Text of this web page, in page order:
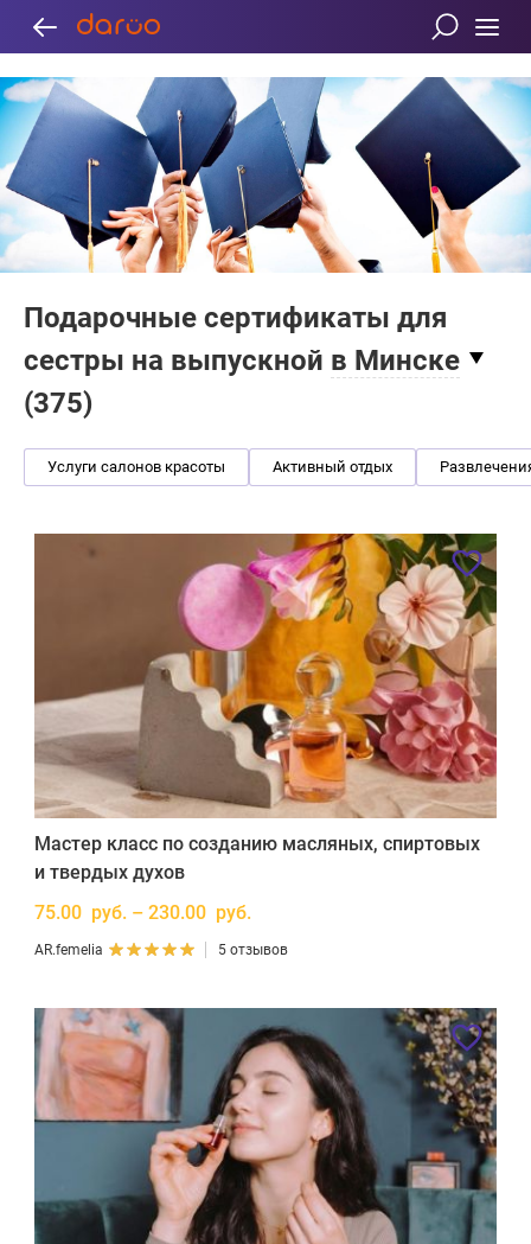
Подарочные сертификаты для
сестры на выпускной в Минске
(375)
Услуги салонов красоты Активный отдых
Мастер класс по созданию масляных, спиртовых
и твердых духов
75.00 руб. – 230.00 руб.
AR.femelia 5 отзывов